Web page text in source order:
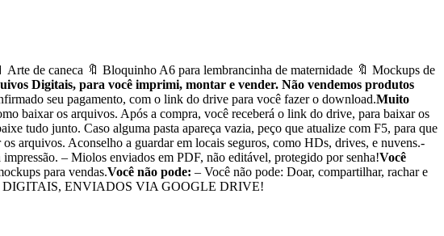
de caneca 🔖 Bloquinho A6 para lembrancinha de maternidade 🔖 Mockups de
Digitais, para você imprimi, montar e vender. Não vendemos produtos
seu pagamento, com o link do drive para você fazer o download.Muito
baixar os arquivos. Após a compra, você receberá o link do drive, para baixar os
tudo junto. Caso alguma pasta apareça vazia, peço que atualize com F5, para que
arquivos. Aconselho a guardar em locais seguros, como HDs, drives, e nuvens.-
– Miolos enviados em PDF, não editável, protegido por senha!Você
para vendas.Você não pode: – Você não pode: Doar, compartilhar, rachar e
DIGITAIS, ENVIADOS VIA GOOGLE DRIVE!